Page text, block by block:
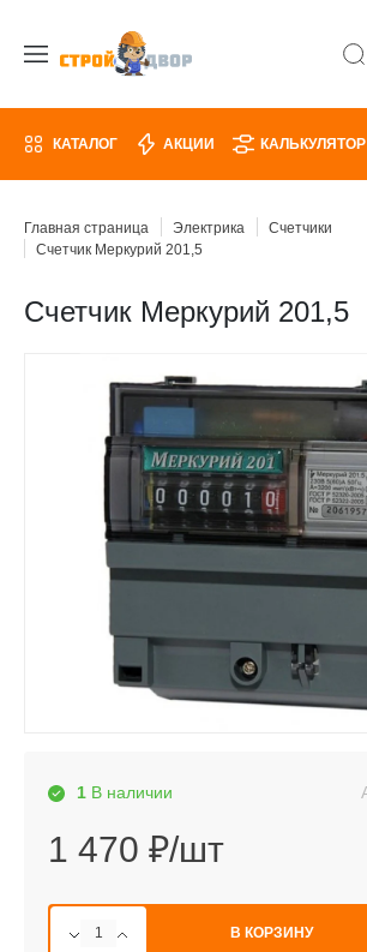
КАТАЛОГ АКЦИИ КАЛЬКУЛЯТОР
Главная страница Электрика
Счетчики
Счетчик Меркурий 201,5
Счетчик Меркурий 201,5
1 В наличии
1 470 ₽/шт
В КОРЗИНУ